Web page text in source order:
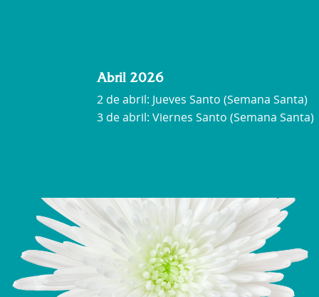
Abril 2026
2 de abril: Jueves Santo (Semana Santa)
3 de abril: Viernes Santo (Semana Santa)